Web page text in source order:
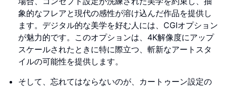
象的なフレアと現代の感性が溶け込んだ作品を提供し
ます。デジタル的な美学を好む人には、CGIオプション
が魅力的です。このオプションは、4K解像度にアップ
スケールされたときに特に際立つ、斬新なアートスタ
イルの可能性を提供します。
そして、忘れてはならないのが、カートゥーン設定の